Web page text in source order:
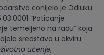
donijelo je Odluku
“Poticanje
temeljeno na radu” koja
sredstava u okviru
učenje,